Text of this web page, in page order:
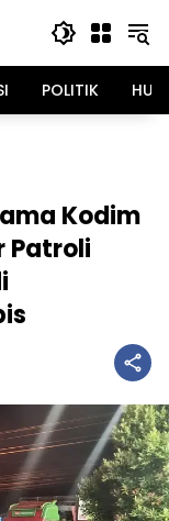
POLITIK
Kodim
Patroli